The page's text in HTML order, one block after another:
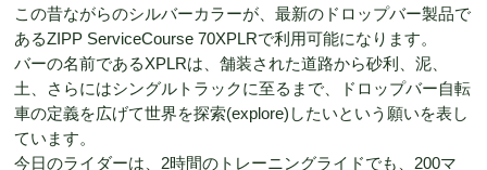
この昔ながらのシルバーカラーが、最新のドロップバー製品で
あるZIPP ServiceCourse 70XPLRで利用可能になります。
バーの名前であるXPLRは、舗装された道路から砂利、泥、
土、さらにはシングルトラックに至るまで、ドロップバー自転
車の定義を広げて世界を探索(explore)したいという願いを表し
ています。
今日のライダーは、2時間のトレーニングライドでも、200マ